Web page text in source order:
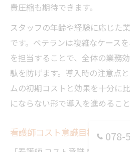
費圧縮も期待できます。
スタッフの年齢や経験に応じた
です。ベテランは複雑なケース
を担当することで、全体の業務
駄を防げます。導入時の注意点
ムの初期コストと効果を十分に
にならない形で導入を進めること
看護師コスト意識目標の設定と
078-